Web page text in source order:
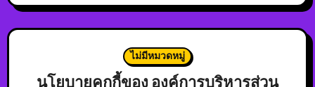
ไม่มีหมวดหมู่
นโยบายคุกกี้ของ องค์การบริหารส่วน